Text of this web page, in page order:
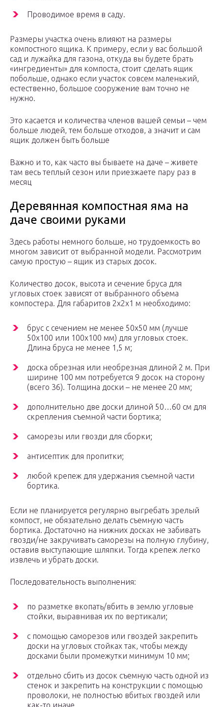
Проводимое время в саду.
Размеры участка очень влияют на размеры
компостного ящика. К примеру, если у вас большой
сад и лужайка для газона, откуда вы будете брать
«ингредиенты» для компоста, стоит сделать ящик
побольше, однако если участок совсем маленький,
естественно, большое сооружение вам точно не
нужно.
Это касается и количества членов вашей семьи – чем
больше людей, тем больше отходов, а значит и сам
ящик должен быть больше
Важно и то, как часто вы бываете на даче – живете
там весь теплый сезон или приезжаете пару раз в
месяц
Деревянная компостная яма на
даче своими руками
Здесь работы немного больше, но трудоемкость во
многом зависит от выбранной модели. Рассмотрим
самую простую – ящик из старых досок.
Количество досок, высота и сечение бруса для
угловых стоек зависят от выбранного объема
компостера. Для габаритов 2х2х1 м необходимо:
брус с сечением не менее 50х50 мм (лучше
50х100 или 100х100 мм) для угловых стоек.
Длина бруса не менее 1,5 м;
доска обрезная или необрезная длиной 2 м. При
ширине 100 мм потребуется 9 досок на сторону
(всего 36). Толщина доски – не менее 20 мм;
дополнительно две доски длиной 50…60 см для
скрепления съемной части бортика;
саморезы или гвозди для сборки;
антисептик для пропитки;
любой крепеж для удержания съемной части
бортика.
Если не планируется регулярно выгребать зрелый
компост, не обязательно делать съемную часть
бортика. Достаточно на нижних досках не забивать
гвозди/не закручивать саморезы на полную глубину,
оставив выступающие шляпки. Тогда крепеж легко
извлечь и убрать доски.
Последовательность выполнения:
по разметке вкопать/вбить в землю угловые
стойки, выравнивая их по вертикали;
с помощью саморезов или гвоздей закрепить
доски на угловых стойках так, чтобы между
досками были промежутки минимум 10 мм;
отдельно сбить из досок съемную часть одной из
стенок и закрепить на конструкции с помощью
проволоки, не полностью вбитых гвоздей или
как-то иначе.